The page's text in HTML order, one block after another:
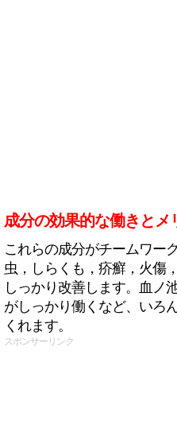
成分の効果的な働きとメ
これらの成分がチームワー
虫，しらくも，疥癬，火傷
しっかり改善します。血ノ
がしっかり働くなど、いろ
くれます。
スポンサーリンク